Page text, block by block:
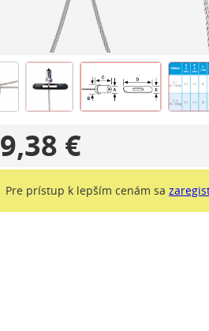
9,38 €
Pre prístup k lepším cenám sa